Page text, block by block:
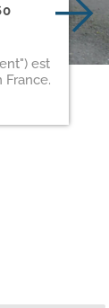
est
France.